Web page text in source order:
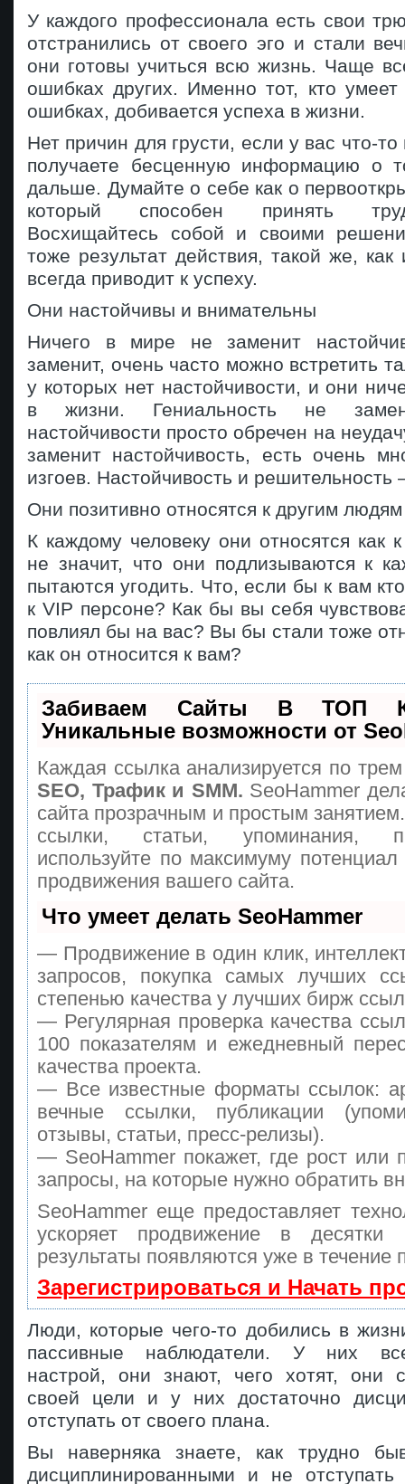
У каждого профессионала есть свои
отстранились от своего эго и стали
они готовы учиться всю жизнь. Чаще
ошибках других. Именно тот, кто
ошибках, добивается успеха в жизни.
Нет причин для грусти, если у вас что-
получаете бесценную информацию о
дальше. Думайте о себе как о
который способен принять
Восхищайтесь собой и своими
тоже результат действия, такой же,
всегда приводит к успеху.
Они настойчивы и внимательны
Ничего в мире не заменит
заменит, очень часто можно встретить
у которых нет настойчивости, и они
в жизни. Гениальность не
настойчивости просто обречен на
заменит настойчивость, есть очень
изгоев. Настойчивость и решительность
Они позитивно относятся к другим людям
К каждому человеку они относятся как
не значит, что они подлизываются к
пытаются угодить. Что, если бы к вам
к VIP персоне? Как бы вы себя
повлиял бы на вас? Вы бы стали тоже
как он относится к вам?
Забиваем Сайты В ТОП
Уникальные возможности от
Каждая ссылка анализируется по
SEO, Трафик и SMM. SeoHammer
сайта прозрачным и простым
ссылки, статьи, упоминания,
используйте по максимуму
продвижения вашего сайта.
Что умеет делать SeoHammer
— Продвижение в один клик,
запросов, покупка самых лучших
степенью качества у лучших бирж
— Регулярная проверка качества
100 показателям и ежедневный
качества проекта.
— Все известные форматы ссылок:
вечные ссылки, публикации
отзывы, статьи, пресс-релизы).
— SeoHammer покажет, где рост или
запросы, на которые нужно обратить
SeoHammer еще предоставляет
ускоряет продвижение в
результаты появляются уже в течение
Зарегистрироваться и Начать
Люди, которые чего-то добились в
пассивные наблюдатели. У них
настрой, они знают, чего хотят, они
своей цели и у них достаточно
отступать от своего плана.
Вы наверняка знаете, как трудно
дисциплинированными и не